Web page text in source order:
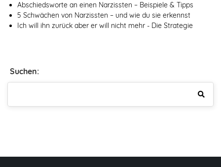
Abschiedsworte an einen Narzissten – Beispiele & Tipps
5 Schwächen von Narzissten – und wie du sie erkennst
Ich will ihn zurück aber er will nicht mehr - Die Strategie
Suchen: